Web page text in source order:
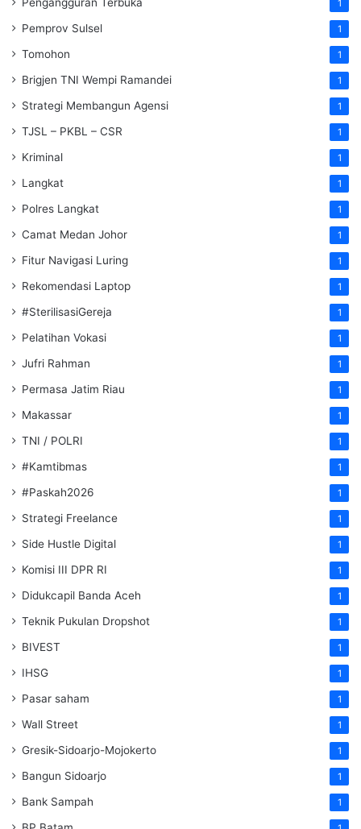
1
Pemprov Sulsel 1
Tomohon 1
Brigjen TNI Wempi Ramandei 1
Strategi Membangun Agensi 1
TJSL – PKBL – CSR 1
Kriminal 1
Langkat 1
Polres Langkat 1
Camat Medan Johor 1
Fitur Navigasi Luring 1
Rekomendasi Laptop 1
#SterilisasiGereja 1
Pelatihan Vokasi 1
Jufri Rahman 1
Permasa Jatim Riau 1
Makassar 1
TNI / POLRI 1
#Kamtibmas 1
#Paskah2026 1
Strategi Freelance 1
Side Hustle Digital 1
Komisi III DPR RI 1
Didukcapil Banda Aceh 1
Teknik Pukulan Dropshot 1
BIVEST 1
IHSG 1
Pasar saham 1
Wall Street 1
Gresik-Sidoarjo-Mojokerto 1
Bangun Sidoarjo 1
Bank Sampah 1